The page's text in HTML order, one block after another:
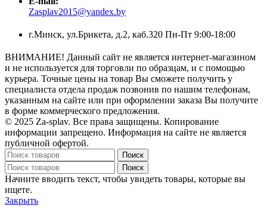
Zasplav2015@yandex.by
г.Минск, ул.Брикета, д.2, каб.320 Пн-Пт 9:00-18:00
ВНИМАНИЕ! Данный сайт не является интернет-магазином
и не используется для торговли по образцам, и с помощью
курьера. Точные цены на товар Вы сможете получить у
специалиста отдела продаж позвонив по нашим телефонам,
указанным на сайте или при оформлении заказа Вы получите
в форме коммерческого предложения.
© 2025 Za-splav. Все права защищены. Копирование
информации запрещено. Информация на сайте не является
публичной офертой.
Поиск
Поиск
Начните вводить текст, чтобы увидеть товары, которые вы
ищете.
Закрыть